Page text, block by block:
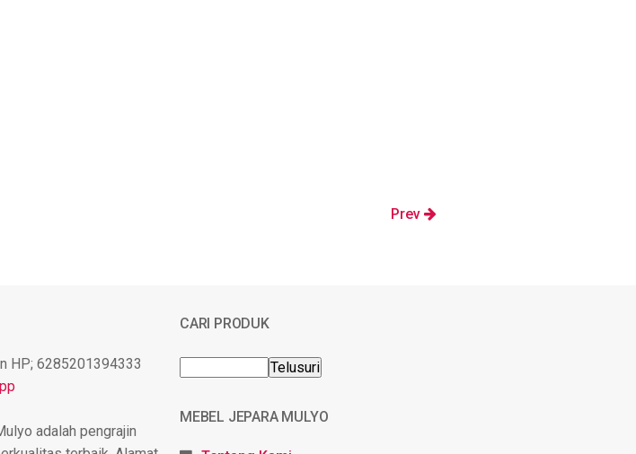
Prev
HP; 6285201394333
adalah pengrajin
CARI PRODUK
MEBEL JEPARA MULYO